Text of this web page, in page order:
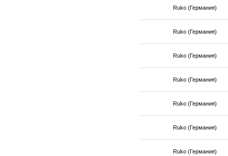
Ruko (Германия)
Ruko (Германия)
Ruko (Германия)
Ruko (Германия)
Ruko (Германия)
Ruko (Германия)
Ruko (Германия)